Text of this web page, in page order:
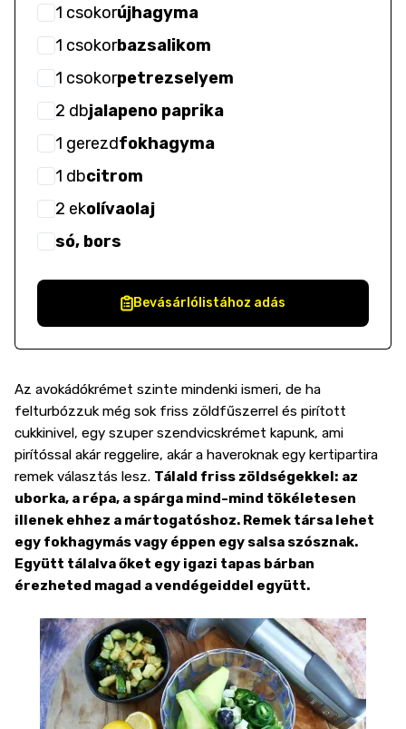
1 csokorújhagyma
1 csokorbazsalikom
1 csokorpetrezselyem
2 dbjalapeno paprika
1 gerezdfokhagyma
1 dbcitrom
2 ekolívaolaj
só, bors
Bevásárlólistához adás
Az avokádókrémet szinte mindenki ismeri, de ha
felturbózzuk még sok friss zöldfűszerrel és pirított
cukkinivel, egy szuper szendvicskrémet kapunk, ami
pirítóssal akár reggelire, akár a haveroknak egy kertipartira
remek választás lesz. Tálald friss zöldségekkel: az
uborka, a répa, a spárga mind-mind tökéletesen
illenek ehhez a mártogatóshoz. Remek társa lehet
egy fokhagymás vagy éppen egy salsa szósznak.
Együtt tálalva őket egy igazi tapas bárban
érezheted magad a vendégeiddel együtt.